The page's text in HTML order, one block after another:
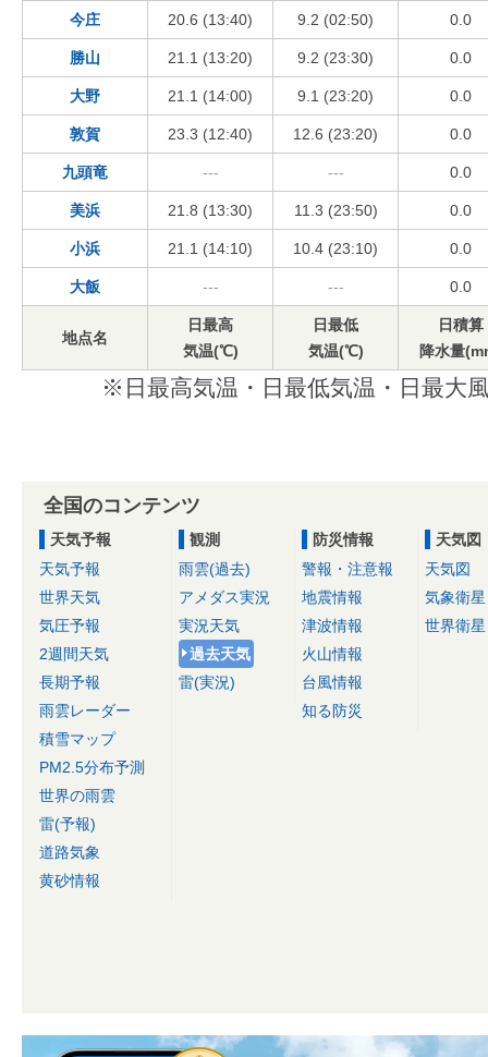
今庄 20.6 (13:40) 9.2 (02:50) 0.0
勝山 21.1 (13:20) 9.2 (23:30) 0.0
大野 21.1 (14:00) 9.1 (23:20) 0.0
敦賀 23.3 (12:40) 12.6 (23:20) 0.0
九頭竜 --- --- 0.0
美浜 21.8 (13:30) 11.3 (23:50) 0.0
小浜 21.1 (14:10) 10.4 (23:10) 0.0
大飯 --- --- 0.0
地点名
日最高
気温(℃)
日最低
気温(℃)
日積算
降水量
※日最高気温・日最低気温・日最大
全国のコンテンツ
天気予報
天気予報
世界天気
気圧予報
2週間天気
長期予報
雨雲レーダー
積雪マップ
PM2.5分布予測
世界の雨雲
雷(予報)
道路気象
黄砂情報
観測
雨雲(過去)
アメダス実況
実況天気
過去天気
雷(実況)
防災情報
警報・注意報
地震情報
津波情報
火山情報
台風情報
知る防災
天気図
天気図
気象衛星
世界衛星